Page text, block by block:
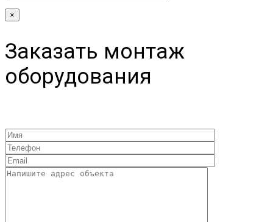
×
Заказать монтаж
оборудования